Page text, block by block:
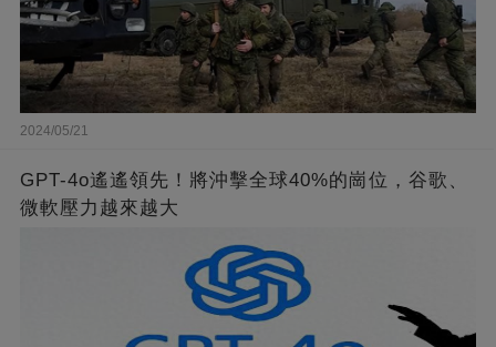
2024/05/21
GPT-4o遙遙領先！將沖擊全球40%的崗位，谷歌、
微軟壓力越來越大